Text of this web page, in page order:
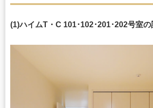
(1)ハイムT・C 101･102･201･202号室